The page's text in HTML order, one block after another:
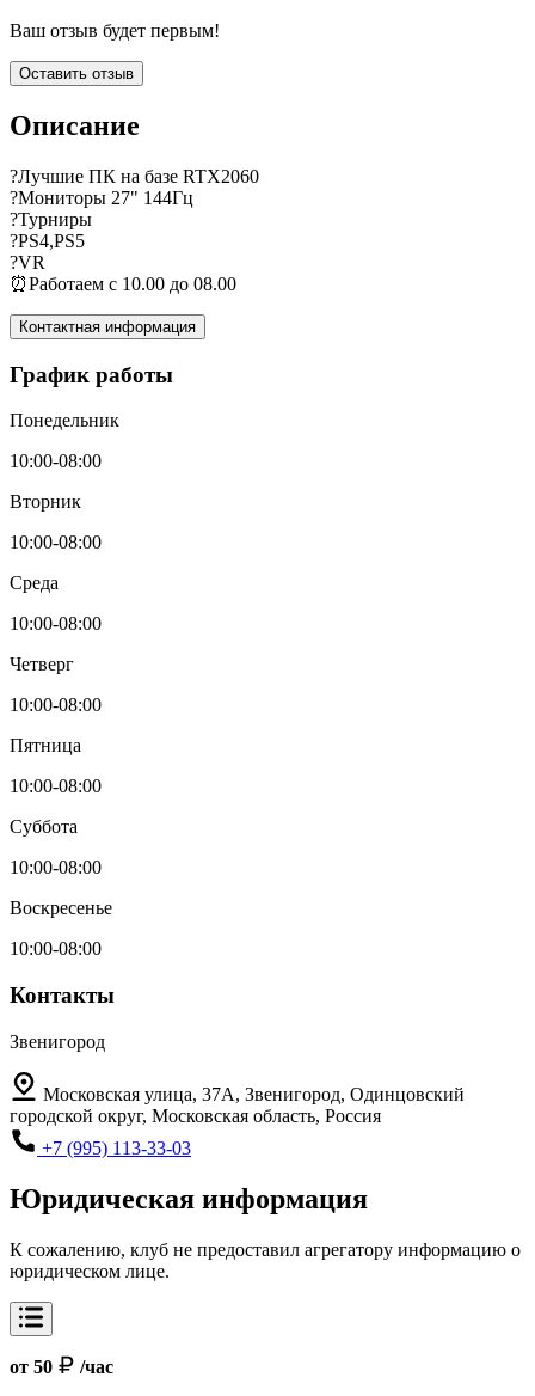
Ваш отзыв будет первым!
Оставить отзыв
Описание
?Лучшие ПК на базе RTX2060
?️Мониторы 27" 144Гц
?Турниры
?PS4,PS5
?VR
⏰Работаем с 10.00 до 08.00
Контактная информация
График работы
Понедельник
10:00-08:00
Вторник
10:00-08:00
Среда
10:00-08:00
Четверг
10:00-08:00
Пятница
10:00-08:00
Суббота
10:00-08:00
Воскресенье
10:00-08:00
Контакты
Звенигород
Московская улица, 37А, Звенигород, Одинцовский
городской округ, Московская область, Россия
+7 (995) 113-33-03
Юридическая информация
К сожалению, клуб не предоставил агрегатору информацию о
юридическом лице.
от 50 /час